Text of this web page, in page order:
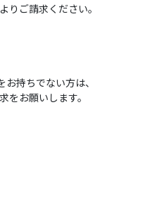
りご請求ください。
持ちでない方は、
をお願いします。